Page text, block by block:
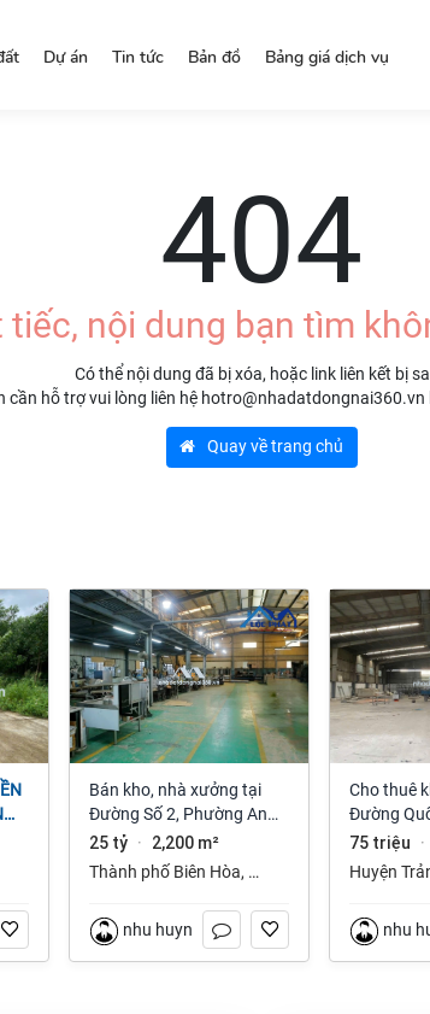
Dự án Tin tức Bản đồ Bảng giá dịch vụ
404
tiếc, nội dung bạn tìm
Có thể nội dung đã bị xóa, hoặc link liên kết bị
cần hỗ trợ vui lòng liên hệ
Quay về trang chủ
Bán kho, nhà xưởng tại
Đường Số 2, Phường An
Bình, Thành phố Biên Hòa,
Đồng Nai giá 25 tỷ
25 tỷ · 2,200 m²
Thành phố Biên Hòa,
nhu huynh
Cho thuê kho, nhà xưởng
Đường
Nai 3,
Nai giá 75
75 triệu ·
Huyện
nhu